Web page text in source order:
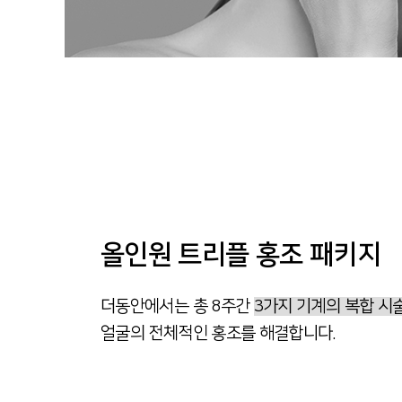
올인원 트리플 홍조 패키지
더동안에서는 총 8주간 3가지 기계의 복합 시
얼굴의 전체적인 홍조를 해결합니다.